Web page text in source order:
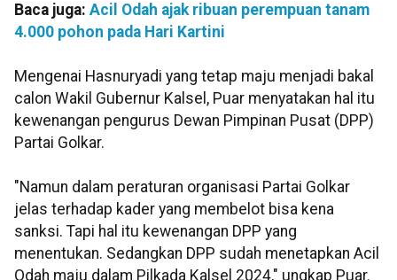
Baca juga: Acil Odah ajak ribuan perempuan tanam
4.000 pohon pada Hari Kartini
Mengenai Hasnuryadi yang tetap maju menjadi bakal
calon Wakil Gubernur Kalsel, Puar menyatakan hal itu
kewenangan pengurus Dewan Pimpinan Pusat (DPP)
Partai Golkar.
"Namun dalam peraturan organisasi Partai Golkar
jelas terhadap kader yang membelot bisa kena
sanksi. Tapi hal itu kewenangan DPP yang
menentukan. Sedangkan DPP sudah menetapkan Acil
Odah maju dalam Pilkada Kalsel 2024," ungkap Puar.